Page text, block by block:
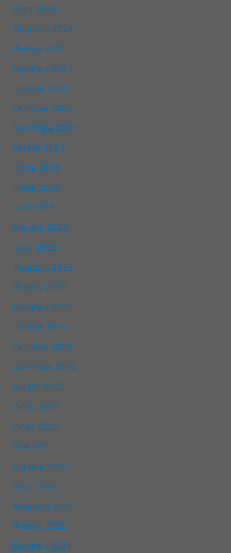
Март 2024
Февраль 2024
Январь 2024
Декабрь 2023
Ноябрь 2023
Октябрь 2023
Сентябрь 2023
Август 2023
Июль 2023
Июнь 2023
Май 2023
Апрель 2023
Март 2023
Февраль 2023
Январь 2023
Декабрь 2022
Ноябрь 2022
Октябрь 2022
Сентябрь 2022
Август 2022
Июль 2022
Июнь 2022
Май 2022
Апрель 2022
Март 2022
Февраль 2022
Январь 2022
Декабрь 2021